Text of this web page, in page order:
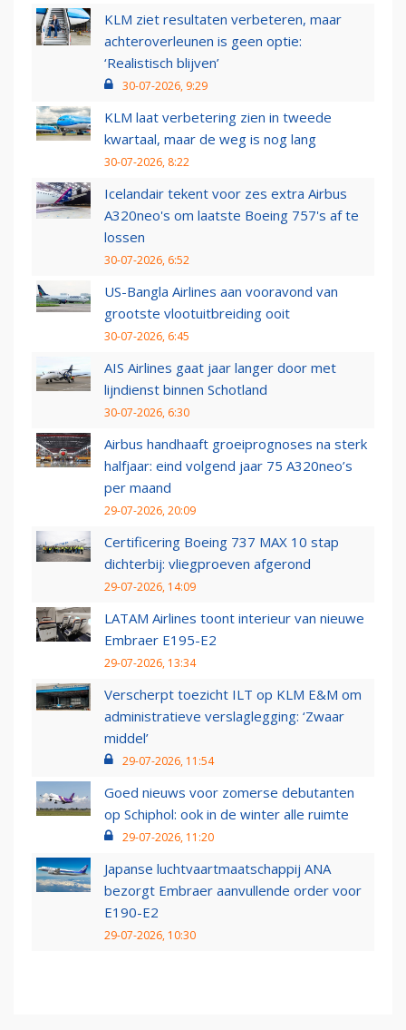
KLM ziet resultaten verbeteren, maar
achteroverleunen is geen optie:
‘Realistisch blijven’
30-07-2026, 9:29
KLM laat verbetering zien in tweede
kwartaal, maar de weg is nog lang
30-07-2026, 8:22
Icelandair tekent voor zes extra Airbus
A320neo's om laatste Boeing 757's af te
lossen
30-07-2026, 6:52
US-Bangla Airlines aan vooravond van
grootste vlootuitbreiding ooit
30-07-2026, 6:45
AIS Airlines gaat jaar langer door met
lijndienst binnen Schotland
30-07-2026, 6:30
Airbus handhaaft groeiprognoses na sterk
halfjaar: eind volgend jaar 75 A320neo’s
per maand
29-07-2026, 20:09
Certificering Boeing 737 MAX 10 stap
dichterbij: vliegproeven afgerond
29-07-2026, 14:09
LATAM Airlines toont interieur van nieuwe
Embraer E195-E2
29-07-2026, 13:34
Verscherpt toezicht ILT op KLM E&M om
administratieve verslaglegging: ‘Zwaar
middel’
29-07-2026, 11:54
Goed nieuws voor zomerse debutanten
op Schiphol: ook in de winter alle ruimte
29-07-2026, 11:20
Japanse luchtvaartmaatschappij ANA
bezorgt Embraer aanvullende order voor
E190-E2
29-07-2026, 10:30